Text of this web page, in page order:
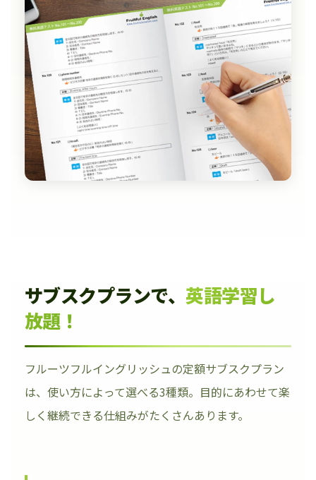
サブスクプランで、 英語学習し
放題！
フルーツフルイングリッシュの定額サブスクプラン
は、使い方によって選べる3種類。目的にあわせて楽
しく継続できる仕組みがたくさんあります。